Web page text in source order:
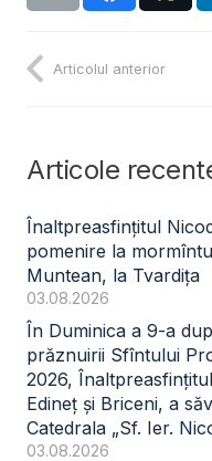
Articolul anterior
Articole
Înaltpreasfințitul
pomenire la
Muntean, la Tvardița
03.08.2026
În Duminica a 9-a
prăznuirii Sfîntului
2026,
Edineț și Briceni, a
Catedrala „Sf. Ier.
03.08.2026